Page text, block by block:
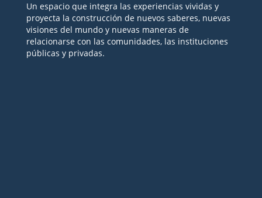
Un espacio que integra las experiencias vividas y
proyecta la construcción de nuevos saberes, nuevas
visiones del mundo y nuevas maneras de
relacionarse con las comunidades, las instituciones
públicas y privadas.